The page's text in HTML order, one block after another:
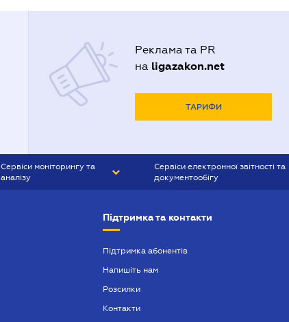
Реклама та PR
на ligazakon.net
ТАРИФИ
Сервіси моніторингу та
аналізу
Сервіси електронної звітності та
документообігу
Підтримка та контакти
Підтримка абонентів
Напишіть нам
Розсилки
Контакти